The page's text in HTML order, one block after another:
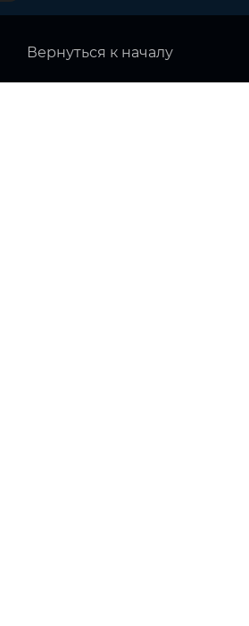
Вернуться к началу